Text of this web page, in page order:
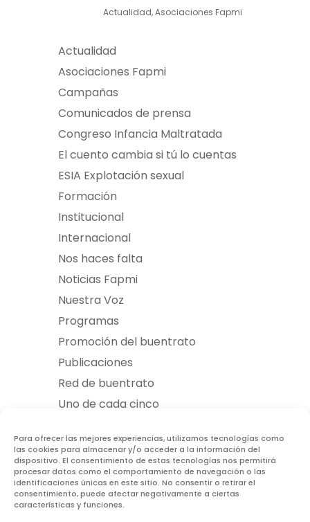
Para ofrecer las mejores experiencias, utilizamos tecnologías como
las cookies para almacenar y/o acceder a la información del
dispositivo. El consentimiento de estas tecnologías nos permitirá
procesar datos como el comportamiento de navegación o las
identificaciones únicas en este sitio. No consentir o retirar el
consentimiento, puede afectar negativamente a ciertas
características y funciones.
Actualidad,Asociaciones Fapmi
Actualidad
Asociaciones Fapmi
Campañas
Comunicados de prensa
Congreso Infancia Maltratada
El cuento cambia si tú lo cuentas
ESIA Explotación sexual
Formación
Institucional
Internacional
Nos haces falta
Noticias Fapmi
Nuestra Voz
Programas
Promoción del buentrato
Publicaciones
Red de buentrato
Uno de cada cinco
Evento anterior
Siguiente evento